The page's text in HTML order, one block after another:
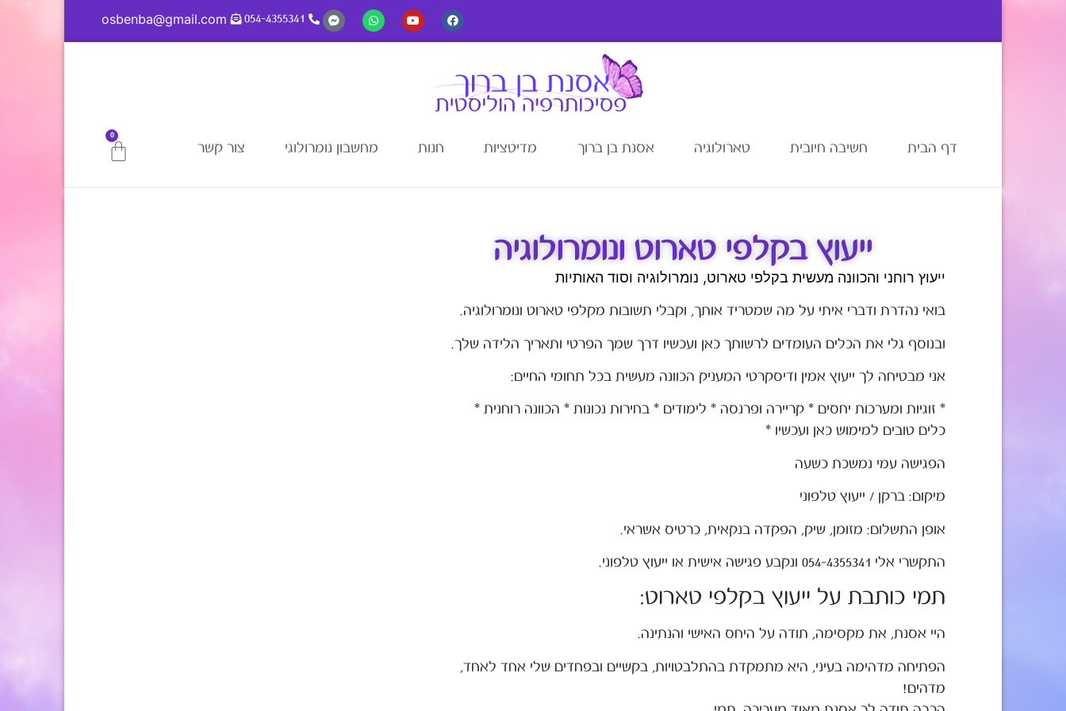
054-4355341
osbenba@gmail.com
דף הבית חשיבה חיובית טארולוגיה אסנת בן ברוך מדיטציות חנות מחשבון נומרולוגי צור קשר
0
ייעוץ בקלפי טארוט ונומרולוגיה
ייעוץ רוחני והכוונה מעשית בקלפי טארוט, נומרולוגיה וסוד האותיות
בואי נהדרת ודברי איתי על מה שמטריד אותך, וקבלי תשובות מקלפי טארוט ונומרולוגיה.
ובנוסף גלי את הכלים העומדים לרשותך כאן ועכשיו דרך שמך הפרטי ותאריך הלידה שלך.
אני מבטיחה לך ייעוץ אמין ודיסקרטי המעניק הכוונה מעשית בכל תחומי החיים:
* זוגיות ומערכות יחסים * קריירה ופרנסה * לימודים * בחירות נכונות * הכוונה רוחנית *
כלים טובים למימוש כאן ועכשיו *
הפגישה עמי נמשכת כשעה
מיקום: ברקן / ייעוץ טלפוני
אופן התשלום: מזומן, שיק, הפקדה בנקאית, כרטיס אשראי.
התקשרי אלי 054-4355341 ונקבע פגישה אישית או ייעוץ טלפוני.
תמי כותבת על ייעוץ בקלפי טארוט:
היי אסנת, את מקסימה, תודה על היחס האישי והנתינה.
הפתיחה מדהימה בעיני, היא מתמקדת בהתלבטויות, בקשיים ובפחדים שלי אחד לאחד,
מדהים!